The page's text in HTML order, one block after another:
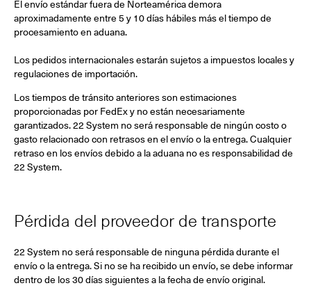
El envío estándar fuera de Norteamérica demora
aproximadamente entre 5 y 10 días hábiles más el tiempo de
procesamiento en aduana.
Los pedidos internacionales estarán sujetos a impuestos locales y
regulaciones de importación.
Los tiempos de tránsito anteriores son estimaciones
proporcionadas por FedEx y no están necesariamente
garantizados. 22 System no será responsable de ningún costo o
gasto relacionado con retrasos en el envío o la entrega. Cualquier
retraso en los envíos debido a la aduana no es responsabilidad de
22 System.
Pérdida del proveedor de transporte
22 System no será responsable de ninguna pérdida durante el
envío o la entrega. Si no se ha recibido un envío, se debe informar
dentro de los 30 días siguientes a la fecha de envío original.